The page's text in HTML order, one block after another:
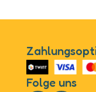
Folge uns